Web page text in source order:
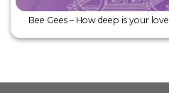
Bee Gees – How deep is your love